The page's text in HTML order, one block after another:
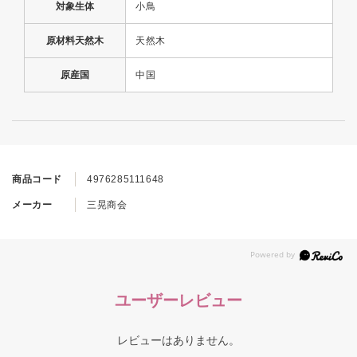
商品コード 4976285111648
メーカー 三晃商会
対象生体 小鳥
原材料天然木 天然木
原産国 中国
ユーザーレビュー
レビューはありません。